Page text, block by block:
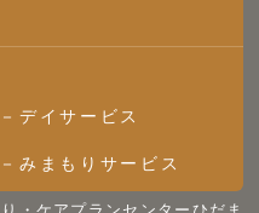
デイサービス
みまもりサービス